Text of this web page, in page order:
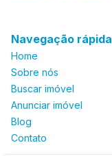
Navegação rápida
Home
Sobre nós
Buscar imóvel
Anunciar imóvel
Blog
Contato